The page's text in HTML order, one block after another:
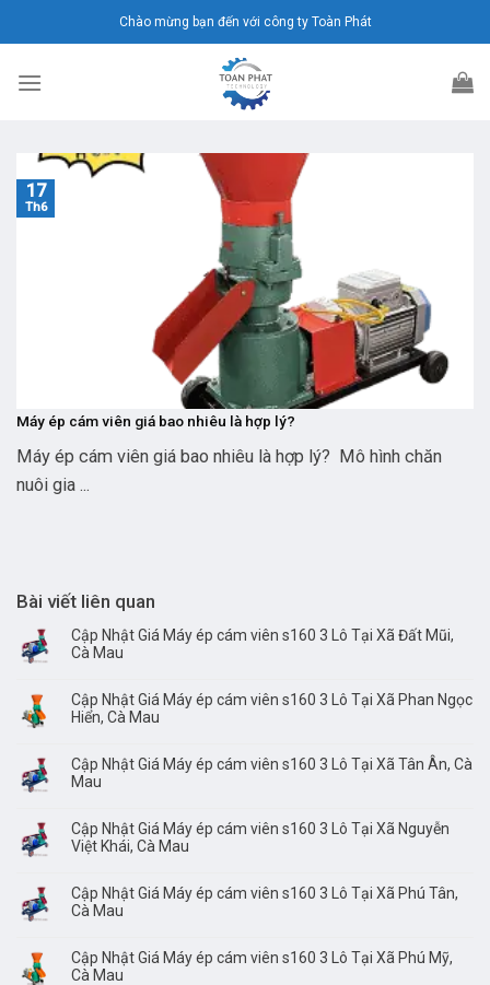
đến
dung
Chào mừng bạn đến với công ty Toàn Phát
Máy ép cám viên giá bao nhiêu là hợp lý?
Máy ép cám viên giá bao nhiêu là hợp lý? Mô hình chăn
nuôi gia ...
17
Th6
Bài viết liên quan
Cập Nhật Giá Máy ép cám viên s160 3 Lô Tại Xã Đất Mũi,
Cà Mau
Cập Nhật Giá Máy ép cám viên s160 3 Lô Tại Xã Phan Ngọc
Hiển, Cà Mau
Cập Nhật Giá Máy ép cám viên s160 3 Lô Tại Xã Tân Ân, Cà
Mau
Cập Nhật Giá Máy ép cám viên s160 3 Lô Tại Xã Nguyễn
Việt Khái, Cà Mau
Cập Nhật Giá Máy ép cám viên s160 3 Lô Tại Xã Phú Tân,
Cà Mau
Cập Nhật Giá Máy ép cám viên s160 3 Lô Tại Xã Phú Mỹ,
Cà Mau